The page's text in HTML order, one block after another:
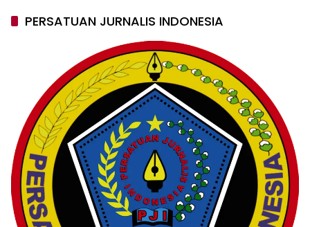
PERSATUAN JURNALIS INDONESIA